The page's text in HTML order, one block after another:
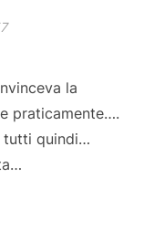
la
praticamente….
tutti quindi…